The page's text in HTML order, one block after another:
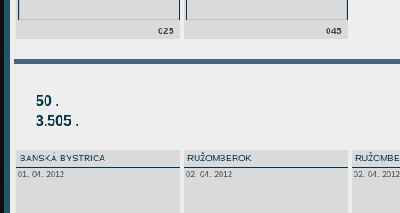
025 045
50 .
3.505 .
BANSKÁ BYSTRICA
01. 04. 2012
RUŽOMBEROK
02. 04. 2012 02. 04. 2012